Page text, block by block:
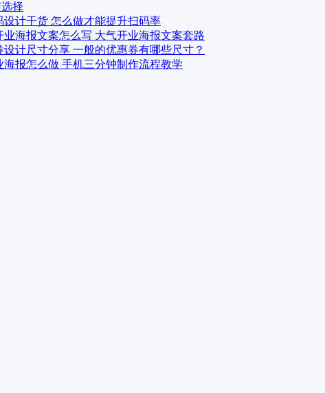
择
设计干货 怎么做才能提升扫码率
业海报文案怎么写 大气开业海报文案套路
设计尺寸分享 一般的优惠券有哪些尺寸？
海报怎么做 手机三分钟制作流程教学